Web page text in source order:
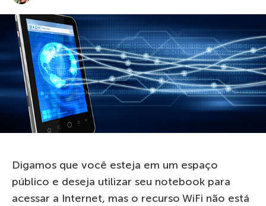
Digamos que você esteja em um espaço
público e deseja utilizar seu notebook para
acessar a Internet, mas o recurso WiFi não está